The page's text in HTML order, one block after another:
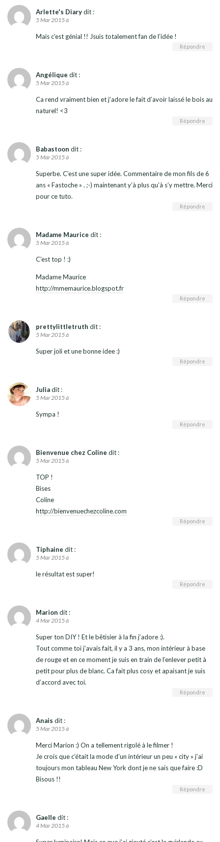
Arlette's Diarydit :
5 Mar 2015 à
Mais c’est génial !! Jsuis totalement fan de l’idée !
Répondre
Angélique dit :
5 Mar 2015 à
Ca rend vraiment bien et j’adore le fait d’avoir laissé le bois au
naturel! <3
Répondre
Babastoon dit :
5 Mar 2015 à
Superbe. C’est une super idée. Commentaire de mon fils de 6
ans « Fastoche » . ;-) maintenant y’à plus qu’à s’y mettre. Merci
pour ce tuto.
Répondre
Madame Maurice dit :
5 Mar 2015 à
C’est top ! :)
Madame Maurice
http://mmemaurice.blogspot.fr
Répondre
prettylittletruth dit :
5 Mar 2015 à
Super joli et une bonne idee :)
Répondre
Juliadit :
5 Mar 2015 à
Sympa !
Répondre
Bienvenue chez Coline dit :
5 Mar 2015 à
TOP !
Bises
Coline
http://bienvenuechezcoline.com
Répondre
Tiphaine dit :
5 Mar 2015 à
le résultat est super!
Répondre
Marion dit :
4 Mar 2015 à
Super ton DIY ! Et le bêtisier à la fin j’adore :).
Tout comme toi j’avais fait, il y a 3 ans, mon intérieur à base
de rouge et en ce moment je suis en train de l’enlever petit à
petit pour plus de blanc. Ca fait plus cosy et apaisant je suis
d’accord avec toi.
Répondre
Anais dit :
5 Mar 2015 à
Merci Marion :) On a tellement rigolé à le filmer !
Je crois que c’était la mode d’un intérieur un peu « city » j’ai
toujours mon tableau New York dont je ne sais que faire :D
Bisous !!
Répondre
Gaelle dit :
4 Mar 2015 à